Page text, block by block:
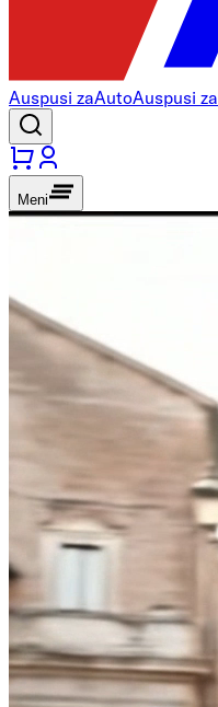
Auspusi zaAutoAuspusi za
Meni